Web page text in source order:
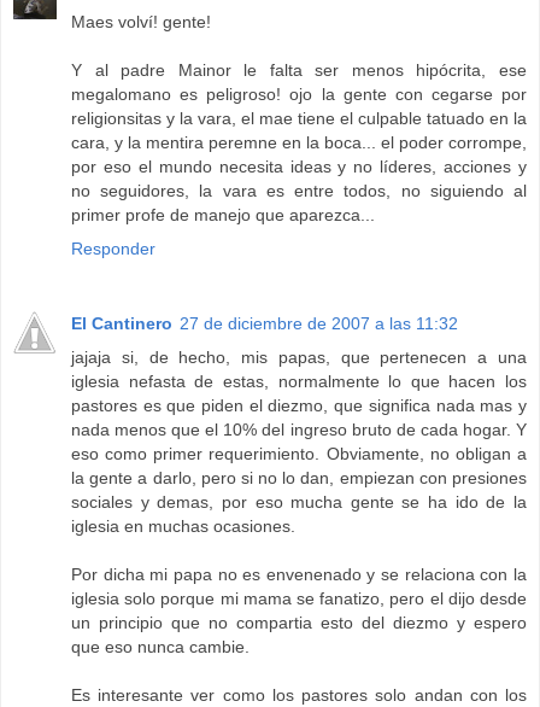
Maes volví! gente!
Y al padre Mainor le falta ser menos hipócrita, ese
megalomano es peligroso! ojo la gente con cegarse por
religionsitas y la vara, el mae tiene el culpable tatuado en la
cara, y la mentira peremne en la boca... el poder corrompe,
por eso el mundo necesita ideas y no líderes, acciones y
no seguidores, la vara es entre todos, no siguiendo al
primer profe de manejo que aparezca...
Responder
El Cantinero 27 de diciembre de 2007 a las 11:32
jajaja si, de hecho, mis papas, que pertenecen a una
iglesia nefasta de estas, normalmente lo que hacen los
pastores es que piden el diezmo, que significa nada mas y
nada menos que el 10% del ingreso bruto de cada hogar. Y
eso como primer requerimiento. Obviamente, no obligan a
la gente a darlo, pero si no lo dan, empiezan con presiones
sociales y demas, por eso mucha gente se ha ido de la
iglesia en muchas ocasiones.
Por dicha mi papa no es envenenado y se relaciona con la
iglesia solo porque mi mama se fanatizo, pero el dijo desde
un principio que no compartia esto del diezmo y espero
que eso nunca cambie.
Es interesante ver como los pastores solo andan con los